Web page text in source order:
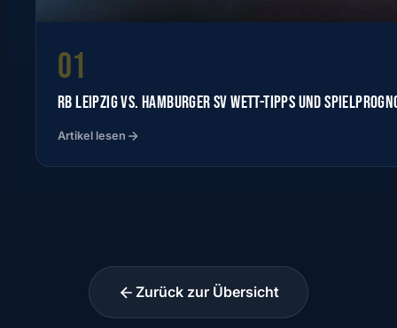
01
RB LEIPZIG VS. HAMBURGER SV WETT-TIPPS UND
Artikel lesen
Zurück zur Übersicht